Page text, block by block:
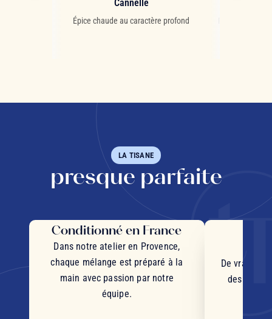
Cannelle
Épice chaude au caractère profond
LA TISANE
presque parfaite
Conditionné en France
Dans notre atelier en Provence,
chaque mélange est préparé à la
main avec passion par notre
équipe.
De vrais
des